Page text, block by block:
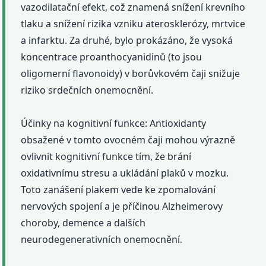
vazodilatační efekt, což znamená snížení krevního
tlaku a snížení rizika vzniku aterosklerózy, mrtvice
a infarktu. Za druhé, bylo prokázáno, že vysoká
koncentrace proanthocyanidinů (to jsou
oligomerní flavonoidy) v borůvkovém čaji snižuje
riziko srdečních onemocnění.
Účinky na kognitivní funkce: Antioxidanty
obsažené v tomto ovocném čaji mohou výrazně
ovlivnit kognitivní funkce tím, že brání
oxidativnímu stresu a ukládání plaků v mozku.
Toto zanášení plakem vede ke zpomalování
nervových spojení a je příčinou Alzheimerovy
choroby, demence a dalších
neurodegenerativních onemocnění.